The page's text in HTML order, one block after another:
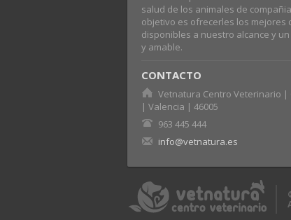
salud de los animales de
objetivo es ofrecerles los mejores
disponibles a nuestro alcance y
y amable.
CONTACTO
Vetnatura Centro Veterinario |
| Valencia | 46005
963 445 444
info@vetnatura.es